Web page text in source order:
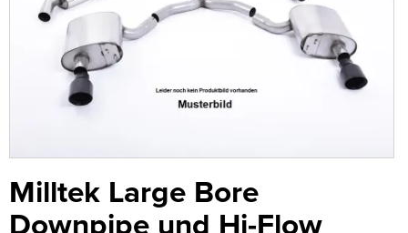
Milltek Large Bore
Downpipe und Hi-Flow